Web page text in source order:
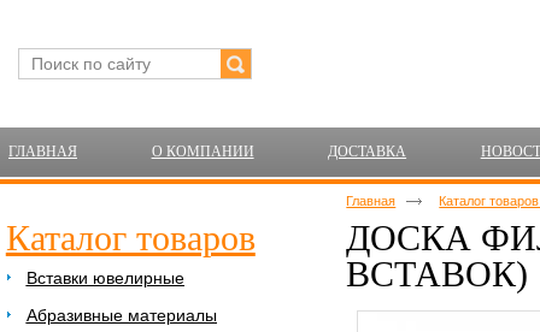
ГЛАВНАЯ О КОМПАНИИ ДОСТАВКА
Каталог товаров
Вставки ювелирные
Абразивные материалы
Главная Каталог
ДОСКА
ВСТАВОК)